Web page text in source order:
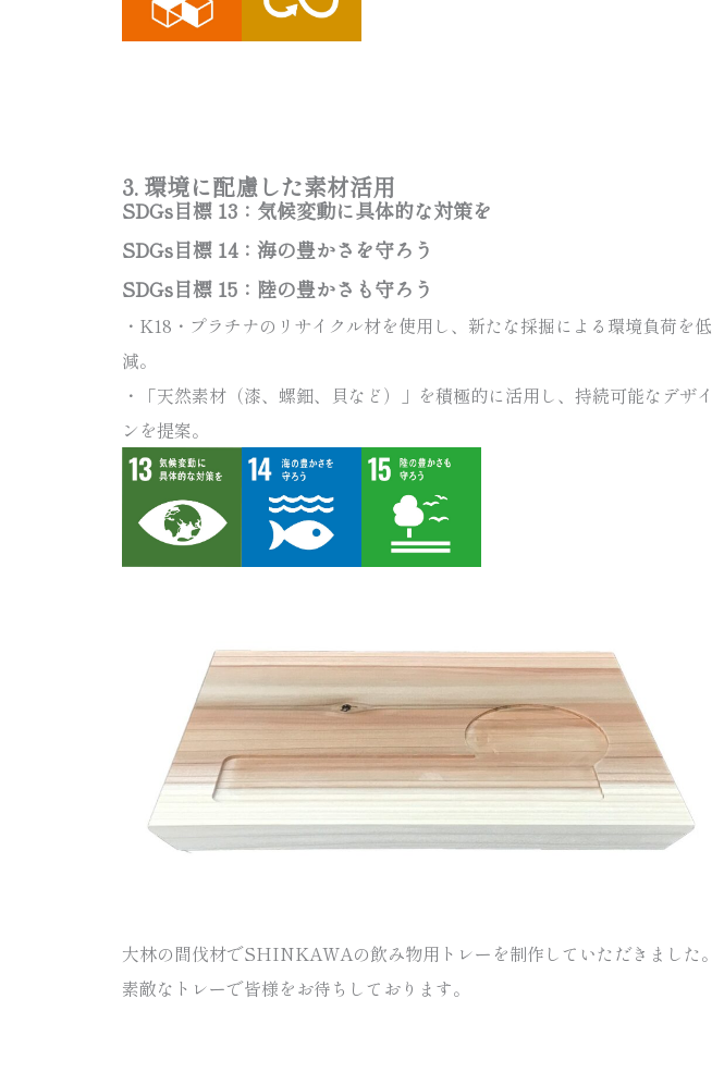
3. 環境に配慮した素材活用
SDGs目標 13：気候変動に具体的な対策を
SDGs目標 14：海の豊かさを守ろう
SDGs目標 15：陸の豊かさも守ろう
・K18・プラチナのリサイクル材を使用し、新たな採掘による環境負荷を低
減。
・「天然素材（漆、螺鈿、貝など）」を積極的に活用し、持続可能なデザイ
ンを提案。
大林の間伐材でSHINKAWAの飲み物用トレーを制作していただきました。
素敵なトレーで皆様をお待ちしております。